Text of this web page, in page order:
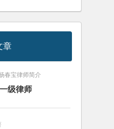
章
春宝律师简介
级律师